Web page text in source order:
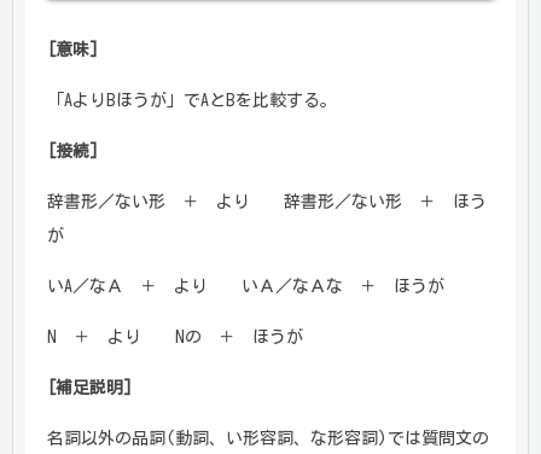
[意味]
「AよりBほうが」でAとBを比較する。
[接続]
辞書形／ない形 ＋ より 辞書形／ない形 ＋ ほう
が
いA／なＡ ＋ より いＡ／なＡな ＋ ほうが
N ＋ より Nの ＋ ほうが
[補足説明]
名詞以外の品詞(動詞、い形容詞、な形容詞)では質問文の